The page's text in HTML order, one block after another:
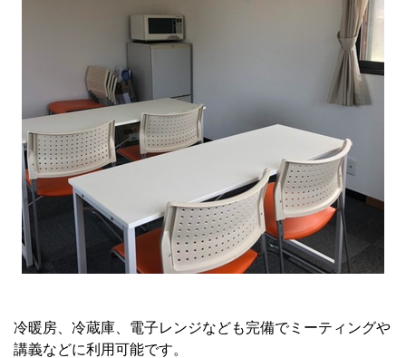
冷暖房、冷蔵庫、電子レンジなども完備でミーティングや
講義などに利用可能です。